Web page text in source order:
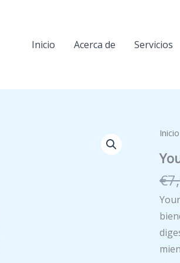
Inicio Acerca de Servicios
Inicio
€